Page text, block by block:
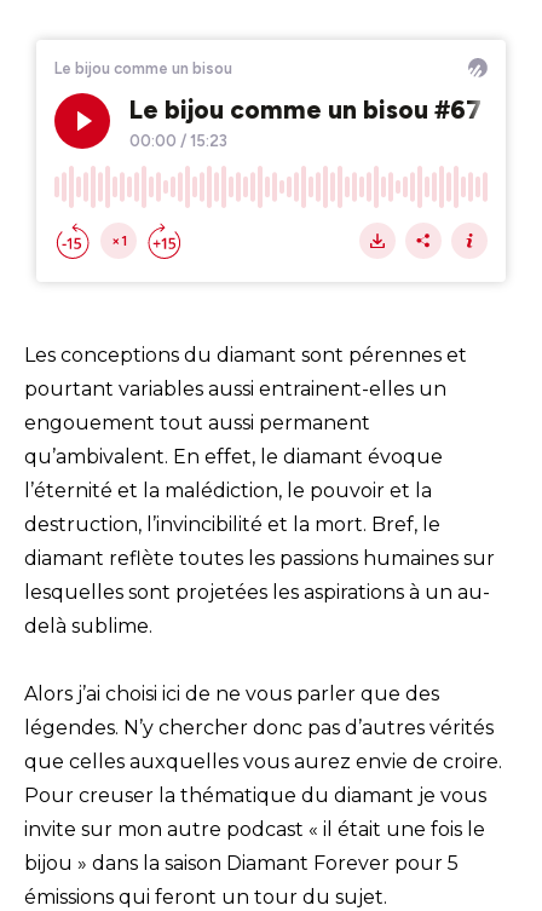
Les conceptions du diamant sont pérennes et
pourtant variables aussi entrainent-elles un
engouement tout aussi permanent
qu’ambivalent. En effet, le diamant évoque
l’éternité et la malédiction, le pouvoir et la
destruction, l’invincibilité et la mort. Bref, le
diamant reflète toutes les passions humaines sur
lesquelles sont projetées les aspirations à un au-
delà sublime.
Alors j’ai choisi ici de ne vous parler que des
légendes. N’y chercher donc pas d’autres vérités
que celles auxquelles vous aurez envie de croire.
Pour creuser la thématique du diamant je vous
invite sur mon autre podcast « il était une fois le
bijou » dans la saison Diamant Forever pour 5
émissions qui feront un tour du sujet.